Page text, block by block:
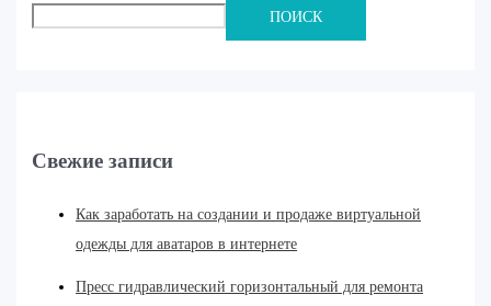
ПОИСК
Свежие записи
Как заработать на создании и продаже виртуальной
одежды для аватаров в интернете
Пресс гидравлический горизонтальный для ремонта